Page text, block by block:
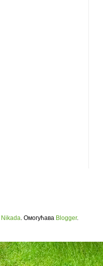
Nikada . Омогућава Blogger.